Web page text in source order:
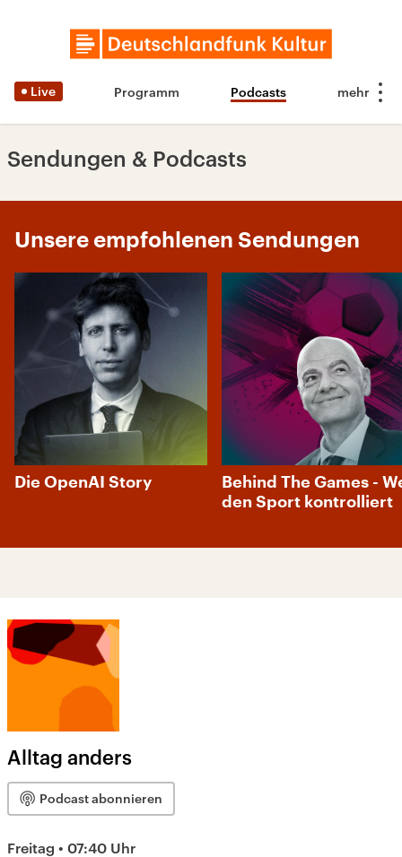
Live Programm Podcasts
Sendungen & Podcasts
Unsere empfohlenen Sendungen
Die OpenAI Story
Behind The Games -
den Sport kontrolliert
Alltag anders
Podcast abonnieren
Freitag • 07:40 Uhr